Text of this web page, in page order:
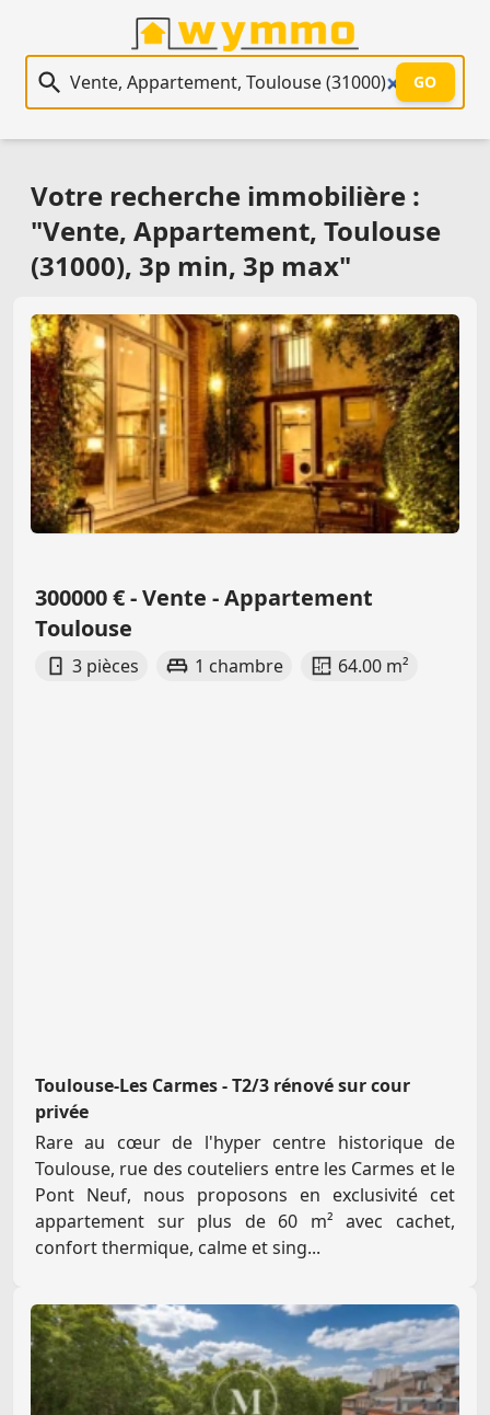
Recherche immobilière
GO
Votre recherche immobilière :
"Vente, Appartement, Toulouse
(31000), 3p min, 3p max"
300000 € - Vente - Appartement
Toulouse
3 pièces 1 chambre 64.00 m²
Toulouse-Les Carmes - T2/3 rénové sur cour
privée
Rare au cœur de l'hyper centre historique de
Toulouse, rue des couteliers entre les Carmes et le
Pont Neuf, nous proposons en exclusivité cet
appartement sur plus de 60 m² avec cachet,
confort thermique, calme et sing...